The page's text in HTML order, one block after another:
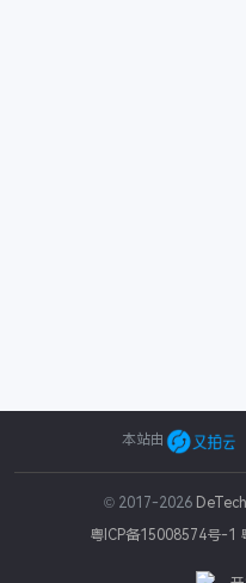
本站由
© 2017-2026
粤ICP备15008574号-1